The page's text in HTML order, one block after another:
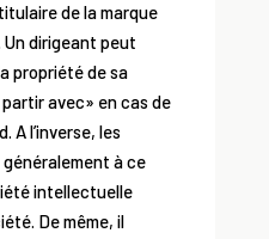
de la marque
dirigeant peut
propriété de sa
avec» en cas de
A l’inverse, les
à ce
intellectuelle
De même, il